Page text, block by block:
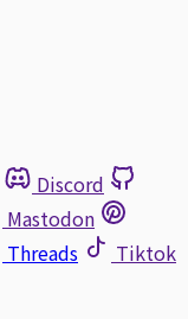
Discord
Mastodon
Threads
Tiktok